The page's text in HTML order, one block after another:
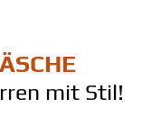
mit Stil!